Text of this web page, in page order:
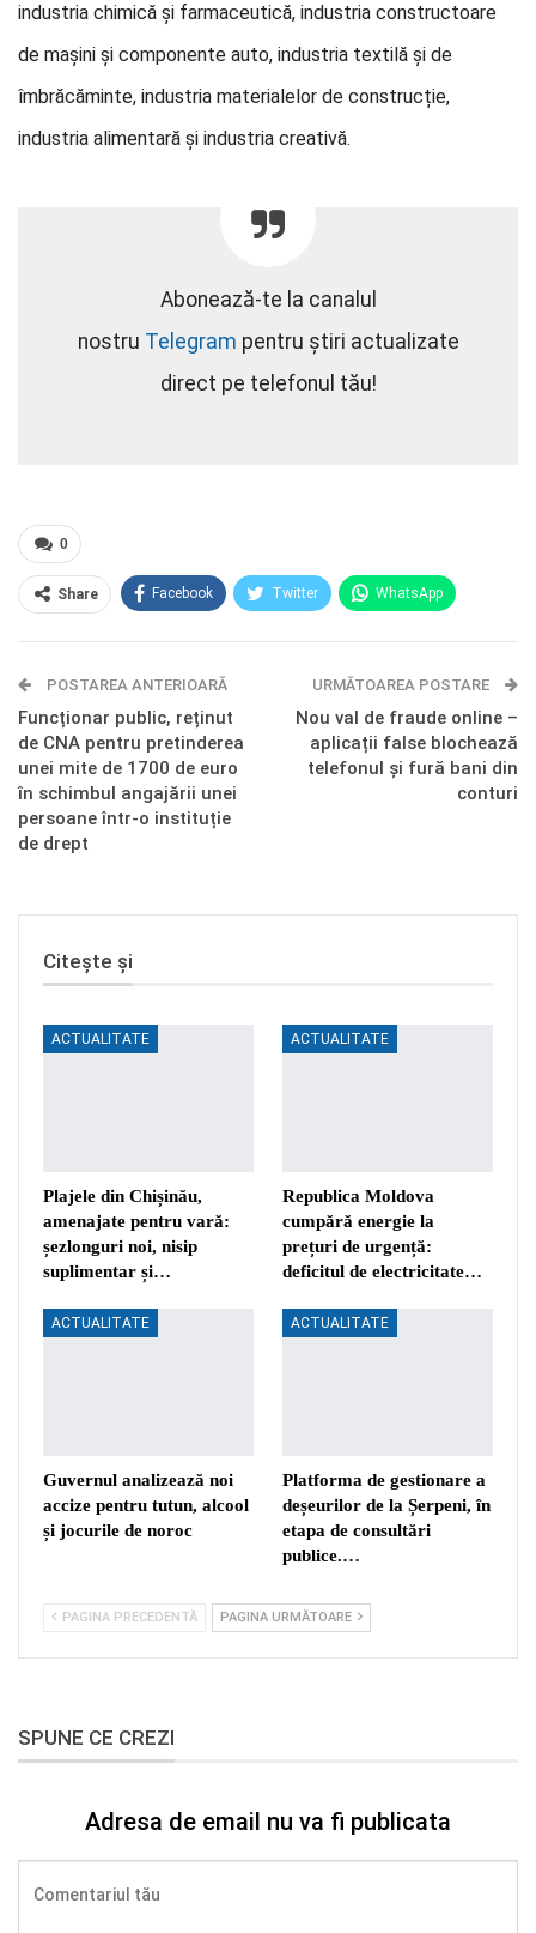
industria chimică și farmaceutică, industria constructoare
de mașini și componente auto, industria textilă și de
îmbrăcăminte, industria materialelor de construcție,
industria alimentară și industria creativă.
Abonează-te la canalul
nostru Telegram pentru știri actualizate
direct pe telefonul tău!
0
Share Facebook Twitter WhatsApp
Telegram OK.ru
POSTAREA ANTERIOARĂ
Funcționar public, reținut
de CNA pentru pretinderea
unei mite de 1700 de euro
în schimbul angajării unei
persoane într-o instituție
de drept
URMĂTOAREA POSTARE
Nou val de fraude online –
aplicații false blochează
telefonul și fură bani din
conturi
Citește și
ACTUALITATE
Plajele din Chișinău,
amenajate pentru vară:
șezlonguri noi, nisip
suplimentar și…
ACTUALITATE
Republica Moldova
cumpără energie la
prețuri de urgență:
deficitul de electricitate…
ACTUALITATE
Guvernul analizează noi
accize pentru tutun, alcool
și jocurile de noroc
ACTUALITATE
Platforma de gestionare a
deșeurilor de la Șerpeni, în
etapa de consultări
publice.…
PAGINA PRECEDENTĂ PAGINA URMĂTOARE
SPUNE CE CREZI
Adresa de email nu va fi publicata